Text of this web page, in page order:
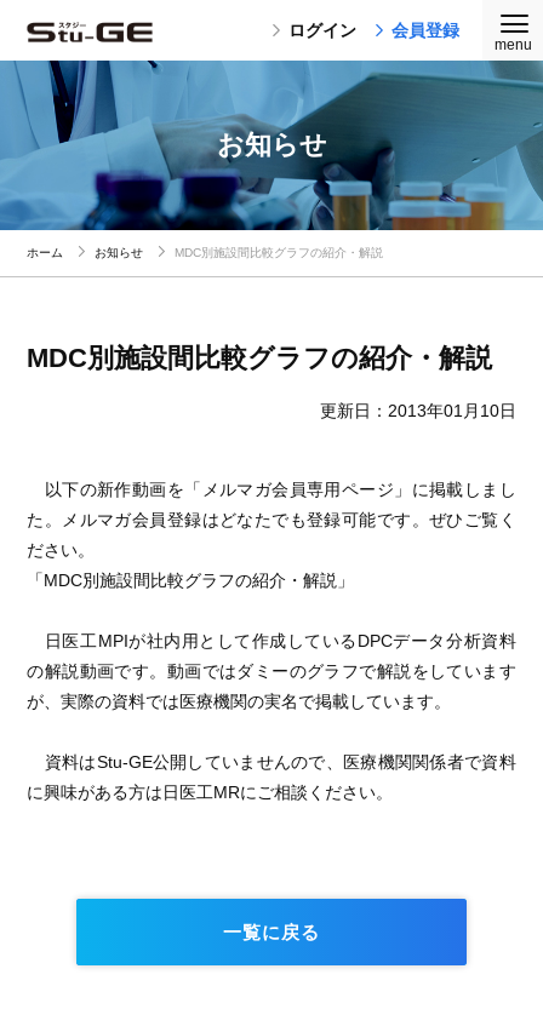
ログイン 会員登録
お知らせ
ホーム お知らせ MDC別施設間比較グラフの紹介・解説
MDC別施設間比較グラフの紹介・解説
更新日：2013年01月10日
以下の新作動画を「メルマガ会員専用ページ」に掲載しまし
た。メルマガ会員登録はどなたでも登録可能です。ぜひご覧く
ださい。
「MDC別施設間比較グラフの紹介・解説」
日医工MPIが社内用として作成しているDPCデータ分析資料
の解説動画です。動画ではダミーのグラフで解説をしています
が、実際の資料では医療機関の実名で掲載しています。
資料はStu-GE公開していませんので、医療機関関係者で資料
に興味がある方は日医工MRにご相談ください。
一覧に戻る